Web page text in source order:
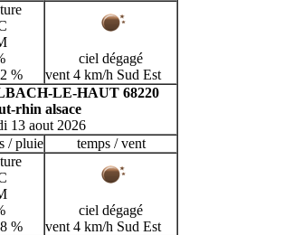
%
ciel dégagé
vent 4 km/h Sud Est
LE-HAUT 68220
rhin alsace
13 aout 2026
/ pluie temps / vent
%
ciel dégagé
vent 4 km/h Sud Est